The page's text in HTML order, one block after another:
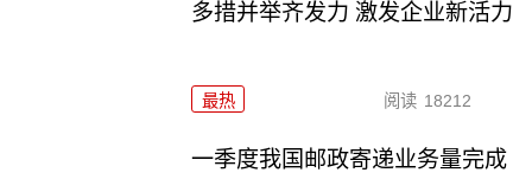
多措并举齐发力 激发企业新活力
最热 阅读 18212
一季度我国邮政寄递业务量完成